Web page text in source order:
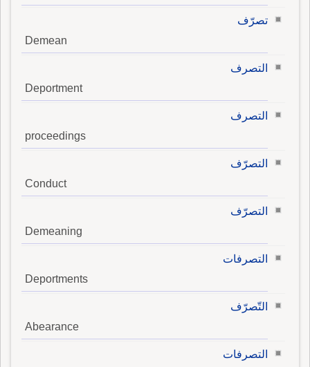
تصرّف
Demean
التصرف
Deportment
التصرف
proceedings
التصرّف
Conduct
التصرّف
Demeaning
التصرفات
Deportments
التّصرّف
Abearance
التصرفات